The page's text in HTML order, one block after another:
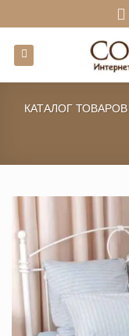
to
content
КАТАЛОГ ТОВАРОВ